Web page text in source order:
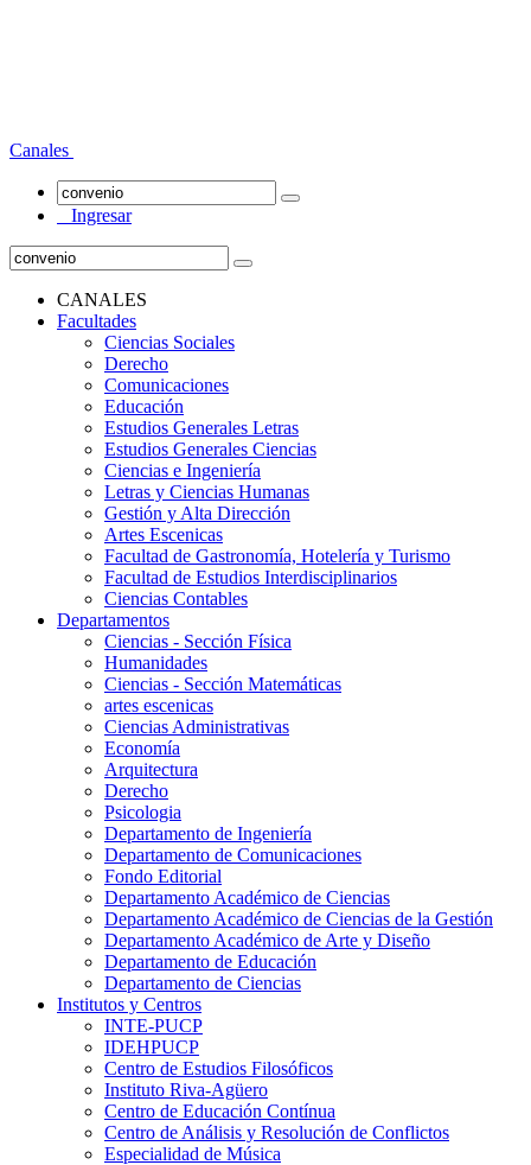
Canales
Ingresar
CANALES
Facultades
Ciencias Sociales
Derecho
Comunicaciones
Educación
Estudios Generales Letras
Estudios Generales Ciencias
Ciencias e Ingeniería
Letras y Ciencias Humanas
Gestión y Alta Dirección
Artes Escenicas
Facultad de Gastronomía, Hotelería y Turismo
Facultad de Estudios Interdisciplinarios
Ciencias Contables
Departamentos
Ciencias - Sección Física
Humanidades
Ciencias - Sección Matemáticas
artes escenicas
Ciencias Administrativas
Economía
Arquitectura
Derecho
Psicologia
Departamento de Ingeniería
Departamento de Comunicaciones
Fondo Editorial
Departamento Académico de Ciencias
Departamento Académico de Ciencias de la Gestión
Departamento Académico de Arte y Diseño
Departamento de Educación
Departamento de Ciencias
Institutos y Centros
INTE-PUCP
IDEHPUCP
Centro de Estudios Filosóficos
Instituto Riva-Agüero
Centro de Educación Contínua
Centro de Análisis y Resolución de Conflictos
Especialidad de Música